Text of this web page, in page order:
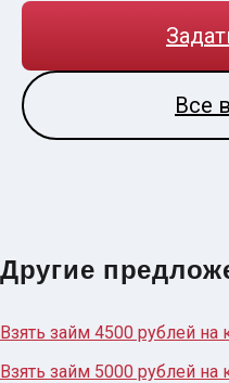
Все
Другие
Взять займ 4500 рублей на
Взять займ 5000 рублей на